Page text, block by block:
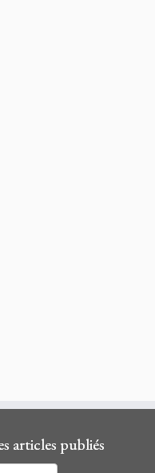
articles publiés